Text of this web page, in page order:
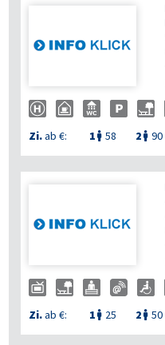
Zi.ab €: 1  58 2  90
Zi.ab €: 1  25 2  50